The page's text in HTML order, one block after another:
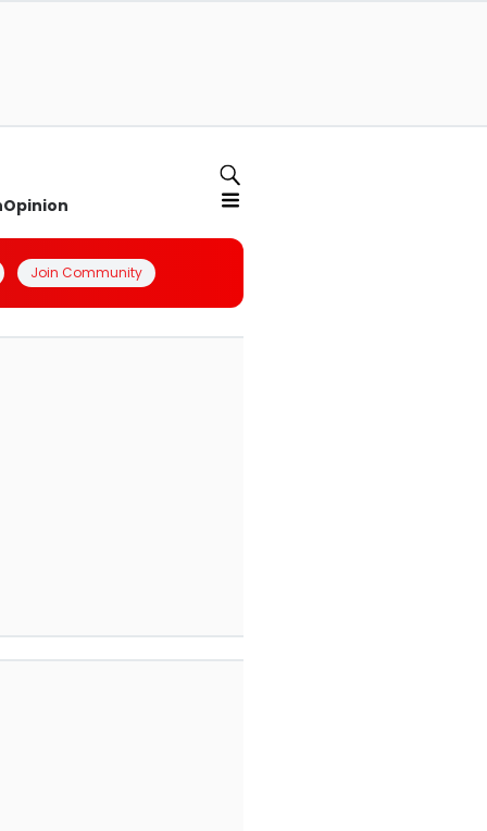
Opinion
Join Community